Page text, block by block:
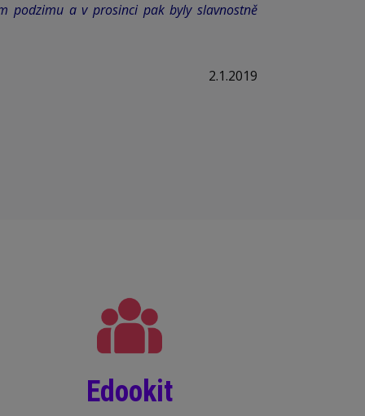
podzimu a v prosinci pak byly slavnostně
2.1.2019
Edookit